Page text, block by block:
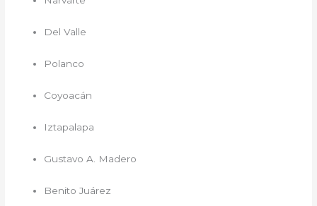
Del Valle
Polanco
Coyoacán
Iztapalapa
Gustavo A. Madero
Benito Juárez